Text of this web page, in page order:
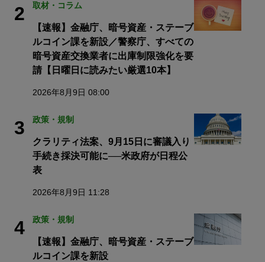
2 取材・コラム
【速報】金融庁、暗号資産・ステーブ
ルコイン課を新設／警察庁、すべての
暗号資産交換業者に出庫制限強化を要
請【日曜日に読みたい厳選10本】
2026年8月9日 08:00
3 政策・規制
クラリティ法案、9月15日に審議入り
手続き採決可能に──米政府が日程公
表
2026年8月9日 11:28
4 政策・規制
【速報】金融庁、暗号資産・ステーブ
ルコイン課を新設